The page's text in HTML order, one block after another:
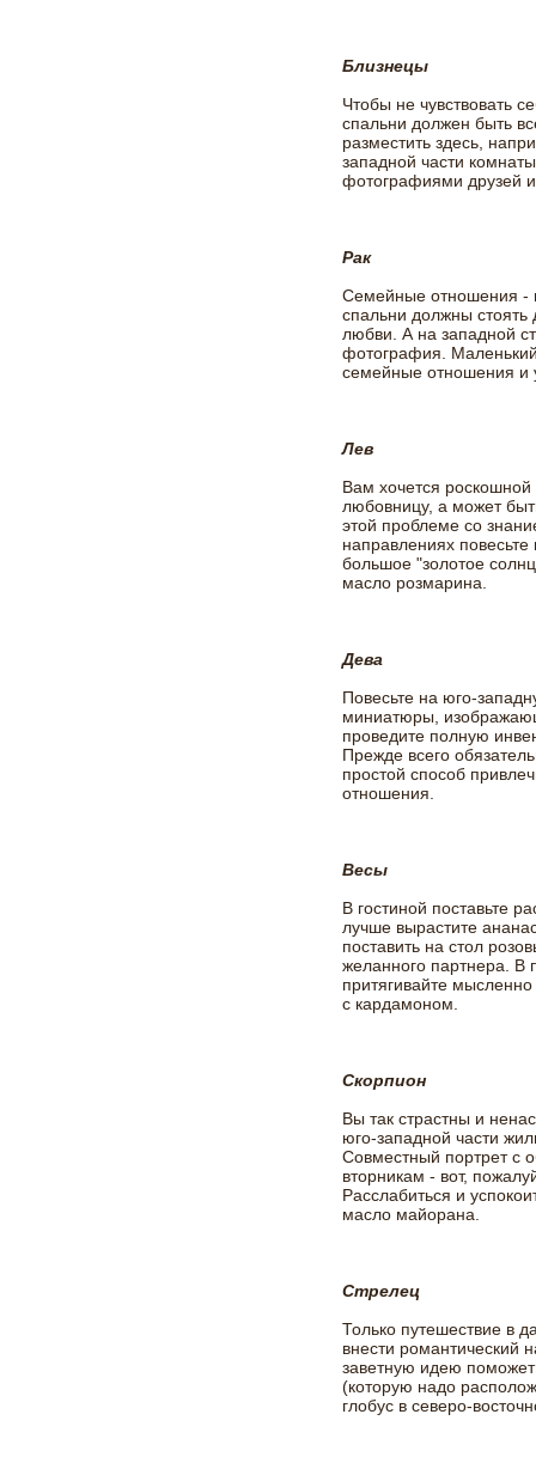
Близнецы
Чтобы не чувствовать
спальни должен быть
разместить здесь,
западной части
фотографиями друзей
Рак
Семейные отношения -
спальни должны
любви. А на западной
фотография.
семейные отношения и
Лев
Вам хочется
любовницу, а может
этой проблеме со
направлениях
большое "золотое
масло розмарина.
Дева
Повесьте на юго-
миниатюры,
проведите полную
Прежде всего
простой способ
отношения.
Весы
В гостиной поставьте
лучше вырастите
поставить на стол
желанного партнера. В
притягивайте
с кардамоном.
Скорпион
Вы так страстны и
юго-западной части
Совместный портрет с
вторникам - вот,
Расслабиться и
масло майорана.
Стрелец
Только путешествие в
внести романтический
заветную идею
(которую надо
глобус в северо-